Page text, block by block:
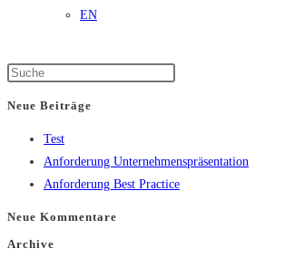
EN
Neue Beiträge
Test
Anforderung Unternehmenspräsentation
Anforderung Best Practice
Neue Kommentare
Archive